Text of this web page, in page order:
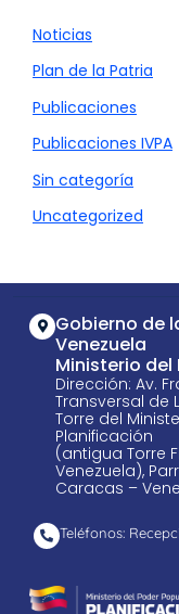
Noticias
Plan de la Patria
Publicaciones
Publicaciones IVPA
Sin categoría
Uncategorized
Gobierno de
Venezuela
Ministerio del
Dirección: Av.
Transversal de
Torre del
Planificación
(antigua Torre
Venezuela),
Caracas –
Teléfonos: